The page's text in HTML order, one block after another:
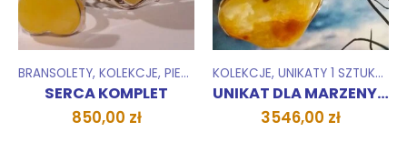
BRANSOLETY KOLEKCJE,PIERŚCIONKI ,UNIKATY 1 SZTUKA
SERCA KOMPLET
850,00 zł
KOLEKCJE ,UNIKATY 1 SZTUKA
3546,00 zł